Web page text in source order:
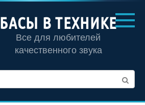
БАСЫ В ТЕХНИКЕ
Все для любителей
качественного звука